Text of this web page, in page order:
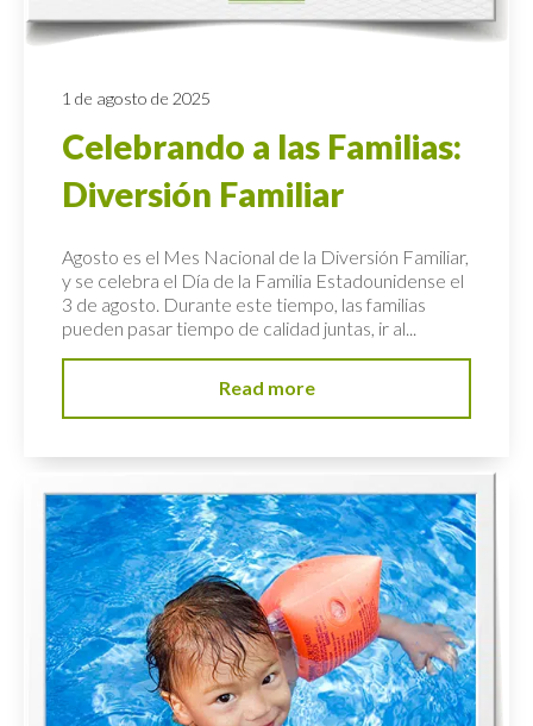
1 de agosto de 2025
Celebrando a las Familias:
Diversión Familiar
Agosto es el Mes Nacional de la Diversión Familiar,
y se celebra el Día de la Familia Estadounidense el
3 de agosto. Durante este tiempo, las familias
pueden pasar tiempo de calidad juntas, ir al...
Read more